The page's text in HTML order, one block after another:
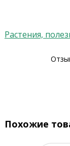
Растения,
Похожие